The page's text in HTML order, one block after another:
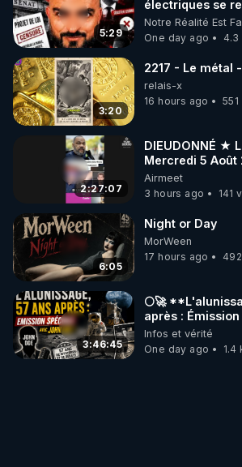
▶ 30 jours gratuit sur l’application
de bien-être ENVOL :
Rendez-vous sur https://
le code : REGENERE
5:29
électriques se
les usagers !
Notre Réalité Est
One day ago
4.3
3:20
2217 - Le métal
relais-x
16 hours ago
2:27:07
DIEUDONNÉ ★
Mercredi 5 Août
Airmeet
3 hours ago
141
6:05
Night or Day
MorWeen
17 hours ago
3:46:45
🌕🚀
après :
avec John Doe
Infos et vérité
One day ago
1.4